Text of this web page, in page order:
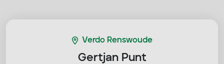
Verdo Renswoude
Gertjan Punt